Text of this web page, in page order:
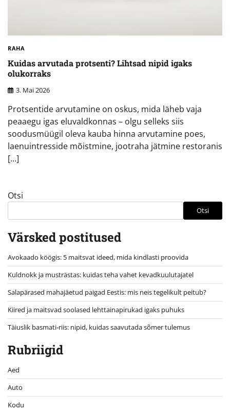
RAHA
Kuidas arvutada protsenti? Lihtsad nipid igaks
olukorraks
3. Mai 2026
Protsentide arvutamine on oskus, mida läheb vaja
peaaegu igas eluvaldkonnas – olgu selleks siis
soodusmüügil oleva kauba hinna arvutamine poes,
laenuintresside mõistmine, jootraha jätmine restoranis
[…]
Otsi
Otsi
Värsked postitused
Avokaado köögis: 5 maitsvat ideed, mida kindlasti proovida
Kuldnokk ja musträstas: kuidas teha vahet kevadkuulutajatel
Salapärased mahajäetud paigad Eestis: mis neis tegelikult peitub?
Kiired ja maitsvad soolased lehttainapirukad igaks puhuks
Täiuslik basmati-riis: nipid, kuidas saavutada sõmer tulemus
Rubriigid
Aed
Auto
Kodu